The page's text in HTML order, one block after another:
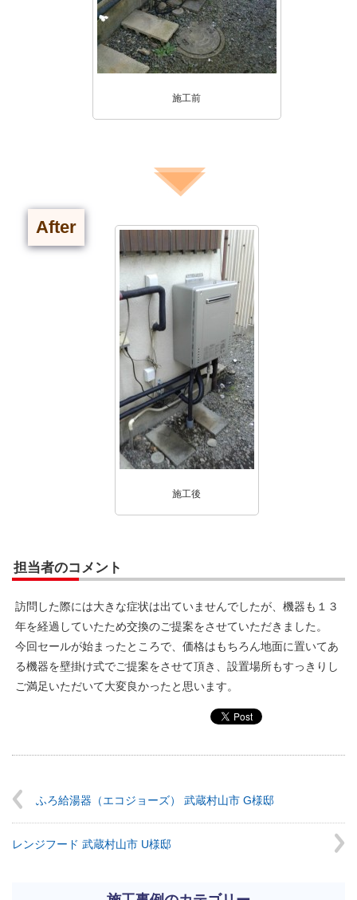
施工前
After
施工後
担当者のコメント
訪問した際には大きな症状は出ていませんでしたが、機器も１３
年を経過していたため交換のご提案をさせていただきました。
今回セールが始まったところで、価格はもちろん地面に置いてあ
る機器を壁掛け式でご提案をさせて頂き、設置場所もすっきりし
ご満足いただいて大変良かったと思います。
ふろ給湯器（エコジョーズ） 武蔵村山市 G様邸
レンジフード 武蔵村山市 U様邸